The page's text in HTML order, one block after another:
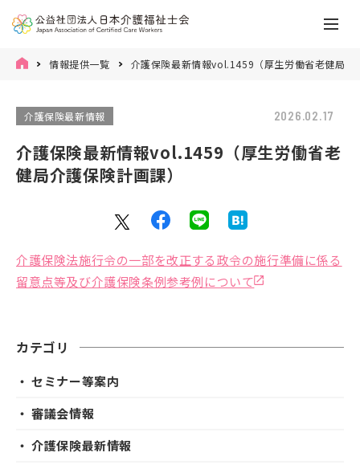
情報提供一覧 介護保険最新情報vol.1459（厚生労働省老健局介
介護保険最新情報 2026.02.17
介護保険最新情報vol.1459（厚生労働省老
健局介護保険計画課）
介護保険法施行令の一部を改正する政令の施行準備に係る
留意点等及び介護保険条例参考例について
カテゴリ
・ セミナー等案内
・ 審議会情報
・ 介護保険最新情報